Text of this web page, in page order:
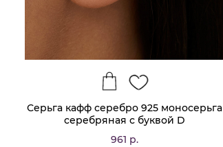
Серьга кафф серебро 925 моносерьга
серебряная с буквой D
961 р.